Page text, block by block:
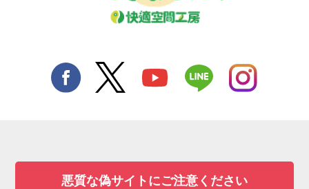
悪質な偽サイトにご注意ください